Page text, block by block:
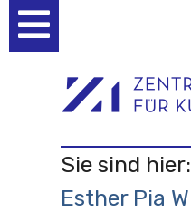
Werkzeuge
Sie sind hier:
Esther Pia